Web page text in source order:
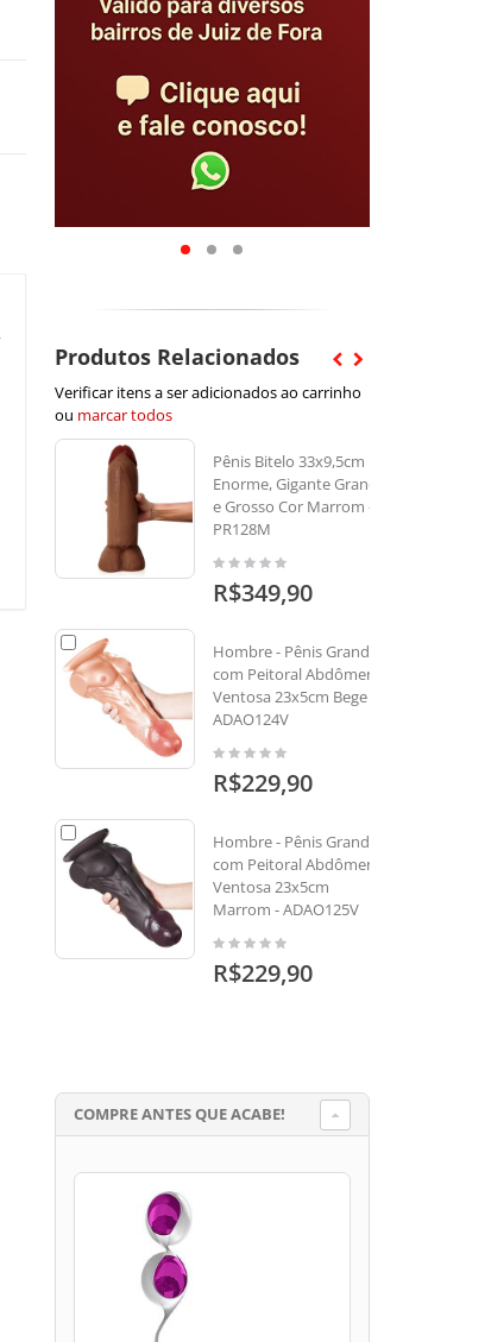
Produtos Relacionados
Verificar itens a ser adicionados ao carrinho
ou marcar todos
Pênis Bitelo 33x9,5cm
Enorme, Gigante Grande
e Grosso Cor Marrom -
PR128M
R$349,90
Hombre - Pênis Grande
com Peitoral Abdômen e
Ventosa 23x5cm Bege -
ADAO124V
R$229,90
Hombre - Pênis Grande
com Peitoral Abdômen e
Ventosa 23x5cm
Marrom - ADAO125V
R$229,90
COMPRE ANTES QUE ACABE!